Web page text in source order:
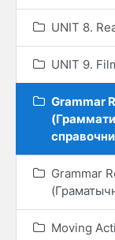
UNIT 8.
UNIT 9.
Grammar
Grammar
Moving